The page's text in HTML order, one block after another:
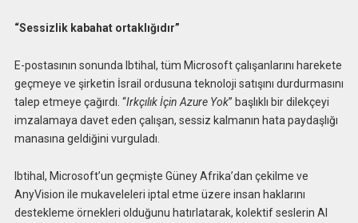
“Sessizlik kabahat ortaklığıdır”
E-postasının sonunda Ibtihal, tüm Microsoft çalışanlarını harekete
geçmeye ve şirketin İsrail ordusuna teknoloji satışını durdurmasını
talep etmeye çağırdı. “Irkçılık İçin Azure Yok” başlıklı bir dilekçeyi
imzalamaya davet eden çalışan, sessiz kalmanın hata paydaşlığı
manasına geldiğini vurguladı.
Ibtihal, Microsoft’un geçmişte Güney Afrika’dan çekilme ve
AnyVision ile mukaveleleri iptal etme üzere insan haklarını
destekleme örnekleri olduğunu hatırlatarak, kolektif seslerin AI